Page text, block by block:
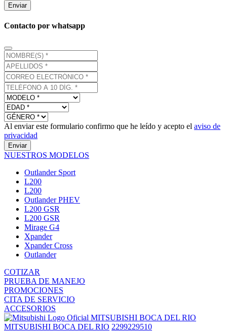
Enviar
Contacto por whatsapp
Al enviar este formulario confirmo que he leído y acepto el aviso de
privacidad
Enviar
NUESTROS MODELOS
Outlander Sport
L200
L200
Outlander PHEV
L200 GSR
L200 GSR
Mirage G4
Xpander
Xpander Cross
Outlander
COTIZAR
PRUEBA DE MANEJO
PROMOCIONES
CITA DE SERVICIO
ACCESORIOS
MITSUBISHI BOCA DEL RIO
MITSUBISHI BOCA DEL RIO 2299229510